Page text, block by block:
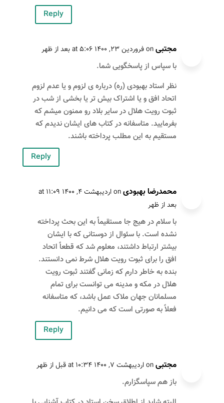
Reply
مجتبیon فروردین ۲۳, ۱۴۰۰ at ۵:۰۶ بعد از ظهر
با سپاس از پاسخگویی شما.
نظر استاد بهبودی (ره) درباره ی لزوم و یا عدم لزوم
اتحاد افق و یا اشتراک بیش تر یا بخشی از شب در
ثبوت رویت هلال در سایر بلاد رو ممنون میشم که
بفرمایید. متاسفانه در کتاب های ایشان ندیدم که
مستقیم به این مطلب پرداخته باشند.
Reply
محمدرضا بهبودی
on اردیبهشت ۴, ۱۴۰۰ at ۱۱:۰۹
بعد از ظهر
با سلام در هیج جا مستقیماً به این بحث پرداخته
نشده است. با سئوال از دوستانی که با ایشان
بیشتر ارتباط داشتند، معلوم شد که قطعاً اتحاد
افق را برای ثبوت رویت هلال شرط نمی دانستند.
بنده به خاطر دارم که زمانی گفتند ثبوت رویت
هلال در مکه و مدینه می توانست برای تمام
مسلمانان جهان ملاک عمل باشد، که متاسفانه
فعلاً به صورتی است که می دانیم.
Reply
مجتبیon اردیبهشت ۷, ۱۴۰۰ at ۱۰:۳۴ قبل از ظهر
باز هم سپاسگزارم.